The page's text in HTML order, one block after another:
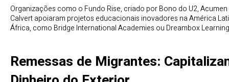
Organizações como o Fundo Rise, criado por Bono do U2,
Calvert apoiaram projetos educacionais inovadores na América
África, como Bridge International Academies ou Dreambox
Remessas de Migrantes: